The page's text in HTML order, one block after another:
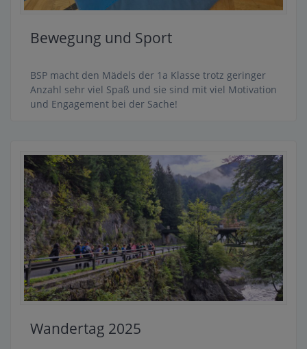
Bewegung und Sport
BSP macht den Mädels der 1a Klasse trotz geringer
Anzahl sehr viel Spaß und sie sind mit viel Motivation
und Engagement bei der Sache!
Wandertag 2025